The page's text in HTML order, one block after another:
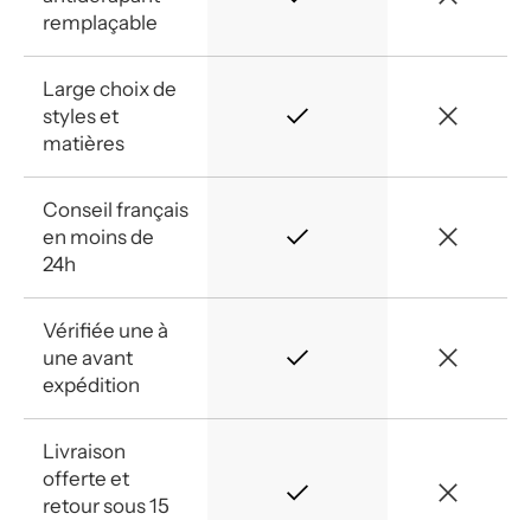
remplaçable
Large choix de
styles et
matières
Conseil français
en moins de
24h
Vérifiée une à
une avant
expédition
Livraison
offerte et
retour sous 15